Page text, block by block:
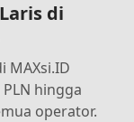
di
MAXsi.ID
hingga
operator.